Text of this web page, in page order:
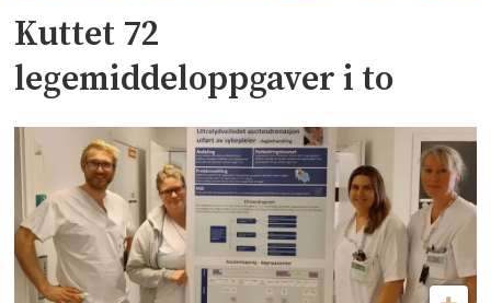
Kuttet 72
legemiddeloppgaver i to